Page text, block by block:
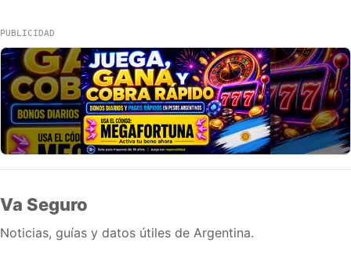
PUBLICIDAD
Va Seguro
Noticias, guías y datos útiles de Argentina.